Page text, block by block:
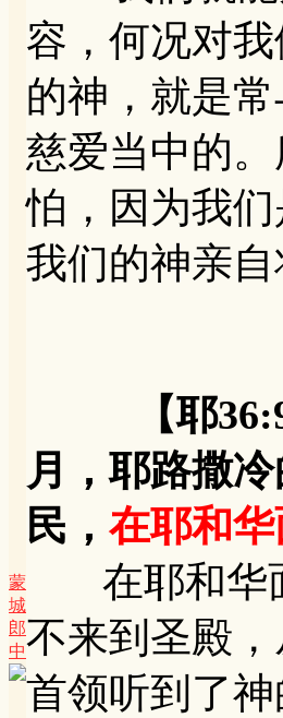
蒙
城
郎
中
容，何况对
的神，就是
慈爱当中的
怕，因为我
我们的神亲
【耶
月，耶路撒
民， 在耶和
在耶和华面
不来到圣殿
首领听到了